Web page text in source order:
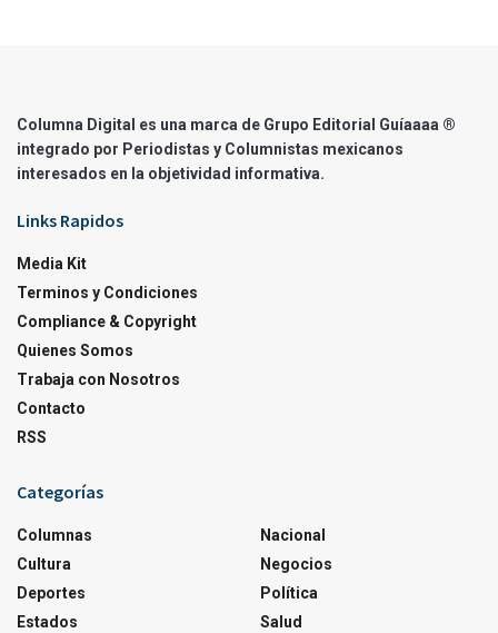
Columna Digital es una marca de Grupo Editorial Guíaaaa ®
integrado por Periodistas y Columnistas mexicanos
interesados en la objetividad informativa.
Links Rapidos
Media Kit
Terminos y Condiciones
Compliance & Copyright
Quienes Somos
Trabaja con Nosotros
Contacto
RSS
Categorías
Columnas
Cultura
Deportes
Estados
Nacional
Negocios
Política
Salud